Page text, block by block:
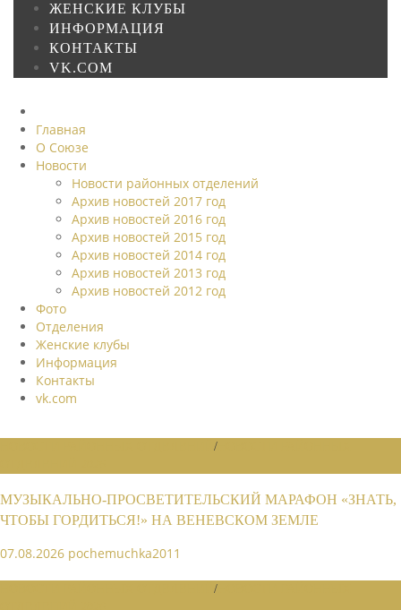
ЖЕНСКИЕ КЛУБЫ
ИНФОРМАЦИЯ
КОНТАКТЫ
VK.COM
Главная
О Союзе
Новости
Новости районных отделений
Архив новостей 2017 год
Архив новостей 2016 год
Архив новостей 2015 год
Архив новостей 2014 год
Архив новостей 2013 год
Архив новостей 2012 год
Фото
Отделения
Женские клубы
Информация
Контакты
vk.com
/
МУЗЫКАЛЬНО-ПРОСВЕТИТЕЛЬСКИЙ МАРАФОН «ЗНАТЬ,
ЧТОБЫ ГОРДИТЬСЯ!» НА ВЕНЕВСКОМ ЗЕМЛЕ
07.08.2026 pochemuchka2011
/